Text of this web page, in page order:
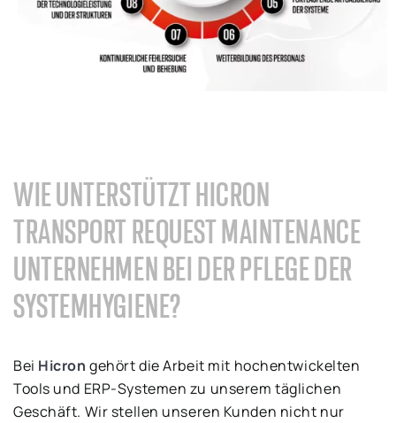
WIE UNTERSTÜTZT HICRON
TRANSPORT REQUEST MAINTENANCE
UNTERNEHMEN BEI DER PFLEGE DER
SYSTEMHYGIENE?
Bei Hicron gehört die Arbeit mit hochentwickelten
Tools und ERP-Systemen zu unserem täglichen
Geschäft. Wir stellen unseren Kunden nicht nur